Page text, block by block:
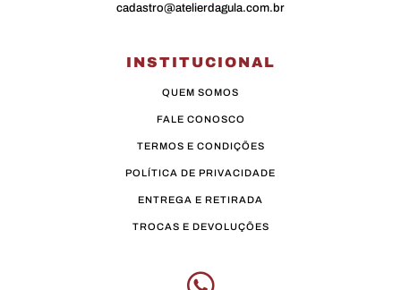
cadastro@atelierdagula.com.br
INSTITUCIONAL
QUEM SOMOS
FALE CONOSCO
TERMOS E CONDIÇÕES
POLÍTICA DE PRIVACIDADE
ENTREGA E RETIRADA
TROCAS E DEVOLUÇÕES